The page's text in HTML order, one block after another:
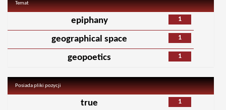
Temat
1
epiphany
1
geographical space
1
geopoetics
Posiada pliki pozycji
1
true